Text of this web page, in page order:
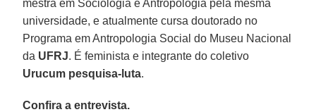
mestra em Sociologia e Antropologia pela mesma
universidade, e atualmente cursa doutorado no
Programa em Antropologia Social do Museu Nacional
da UFRJ. É feminista e integrante do coletivo
Urucum pesquisa-luta.
Confira a entrevista.